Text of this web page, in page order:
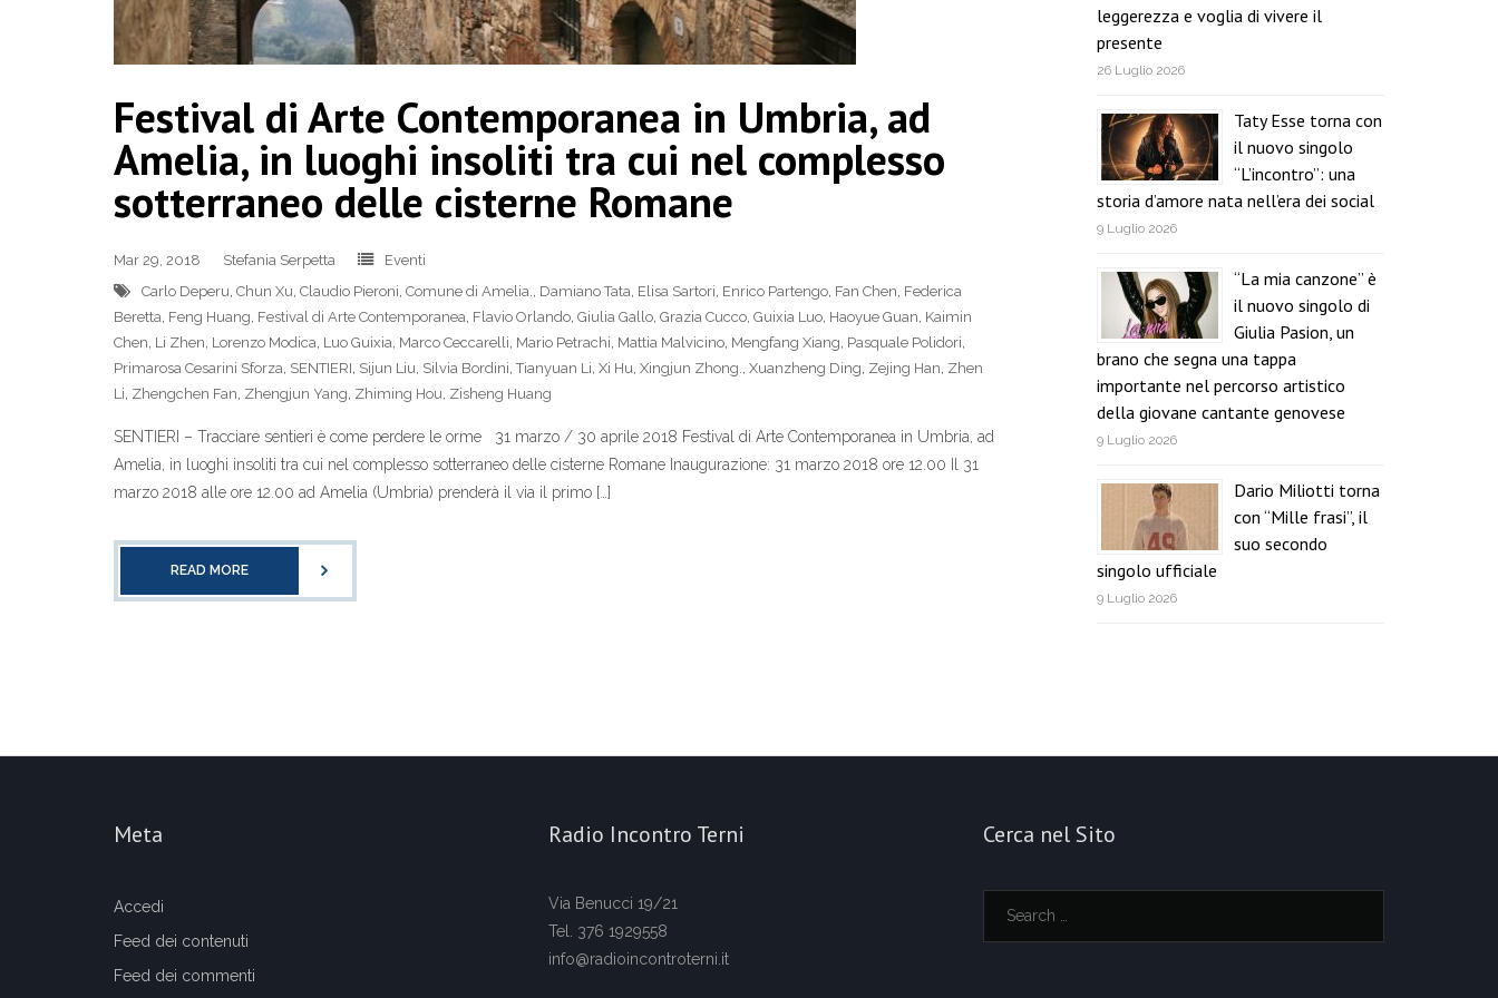
Festival di Arte Contemporanea in Umbria, ad
Amelia, in luoghi insoliti tra cui nel complesso
sotterraneo delle cisterne Romane
Mar 29, 2018 Stefania Serpetta
Eventi
Carlo Deperu, Chun Xu, Claudio Pieroni, Comune di Amelia., Damiano Tata, Elisa Sartori, Enrico Partengo, Fan Chen, Federica
Beretta, Feng Huang, Festival di Arte Contemporanea, Flavio Orlando, Giulia Gallo, Grazia Cucco, Guixia Luo, Haoyue Guan, Kaimin
Chen, Li Zhen, Lorenzo Modica, Luo Guixia, Marco Ceccarelli, Mario Petrachi, Mattia Malvicino, Mengfang Xiang, Pasquale Polidori,
Primarosa Cesarini Sforza, SENTIERI, Sijun Liu, Silvia Bordini,Tianyuan Li, Xi Hu, Xingjun Zhong., Xuanzheng Ding, Zejing Han, Zhen
Li, Zhengchen Fan, Zhengjun Yang, Zhiming Hou, Zisheng Huang
SENTIERI – Tracciare sentieri è come perdere le orme 31 marzo / 30 aprile 2018 Festival di Arte Contemporanea in Umbria, ad
Amelia, in luoghi insoliti tra cui nel complesso sotterraneo delle cisterne Romane Inaugurazione: 31 marzo 2018 ore 12.00 Il 31
marzo 2018 alle ore 12.00 ad Amelia (Umbria) prenderà il via il primo […]
READ MORE
leggerezza e voglia di vivere il
presente
26 Luglio 2026
Taty Esse torna con
il nuovo singolo
“L’incontro”: una
storia d’amore nata nell’era dei social
9 Luglio 2026
“La mia canzone” è
il nuovo singolo di
Giulia Pasion, un
brano che segna una tappa
importante nel percorso artistico
della giovane cantante genovese
9 Luglio 2026
Dario Miliotti torna
con “Mille frasi”, il
suo secondo
singolo ufficiale
9 Luglio 2026
Meta
Accedi
Feed dei contenuti
Feed dei commenti
Radio Incontro Terni
Via Benucci 19/21
Tel. 376 1929558
info@radioincontroterni.it
Cerca nel Sito